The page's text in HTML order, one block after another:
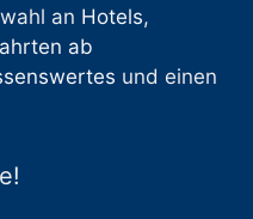
an Hotels,
ab
und einen